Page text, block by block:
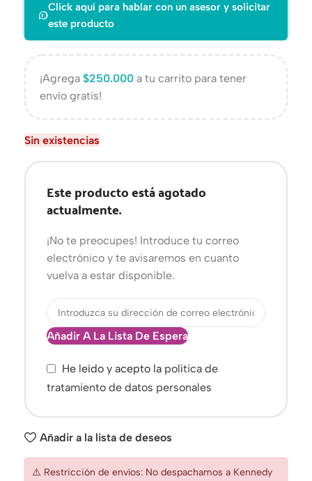
Click aquí para hablar con un asesor y solicitar
este producto
¡Agrega $250.000 a tu carrito para tener
envío gratis!
Sin existencias
Este producto está agotado
actualmente.
¡No te preocupes! Introduce tu correo
electrónico y te avisaremos en cuanto
vuelva a estar disponible.
Añadir A La Lista De Espera
He leído y acepto la política de
tratamiento de datos personales
Añadir a la lista de deseos
⚠️ Restricción de envíos: No despachamos a Kennedy